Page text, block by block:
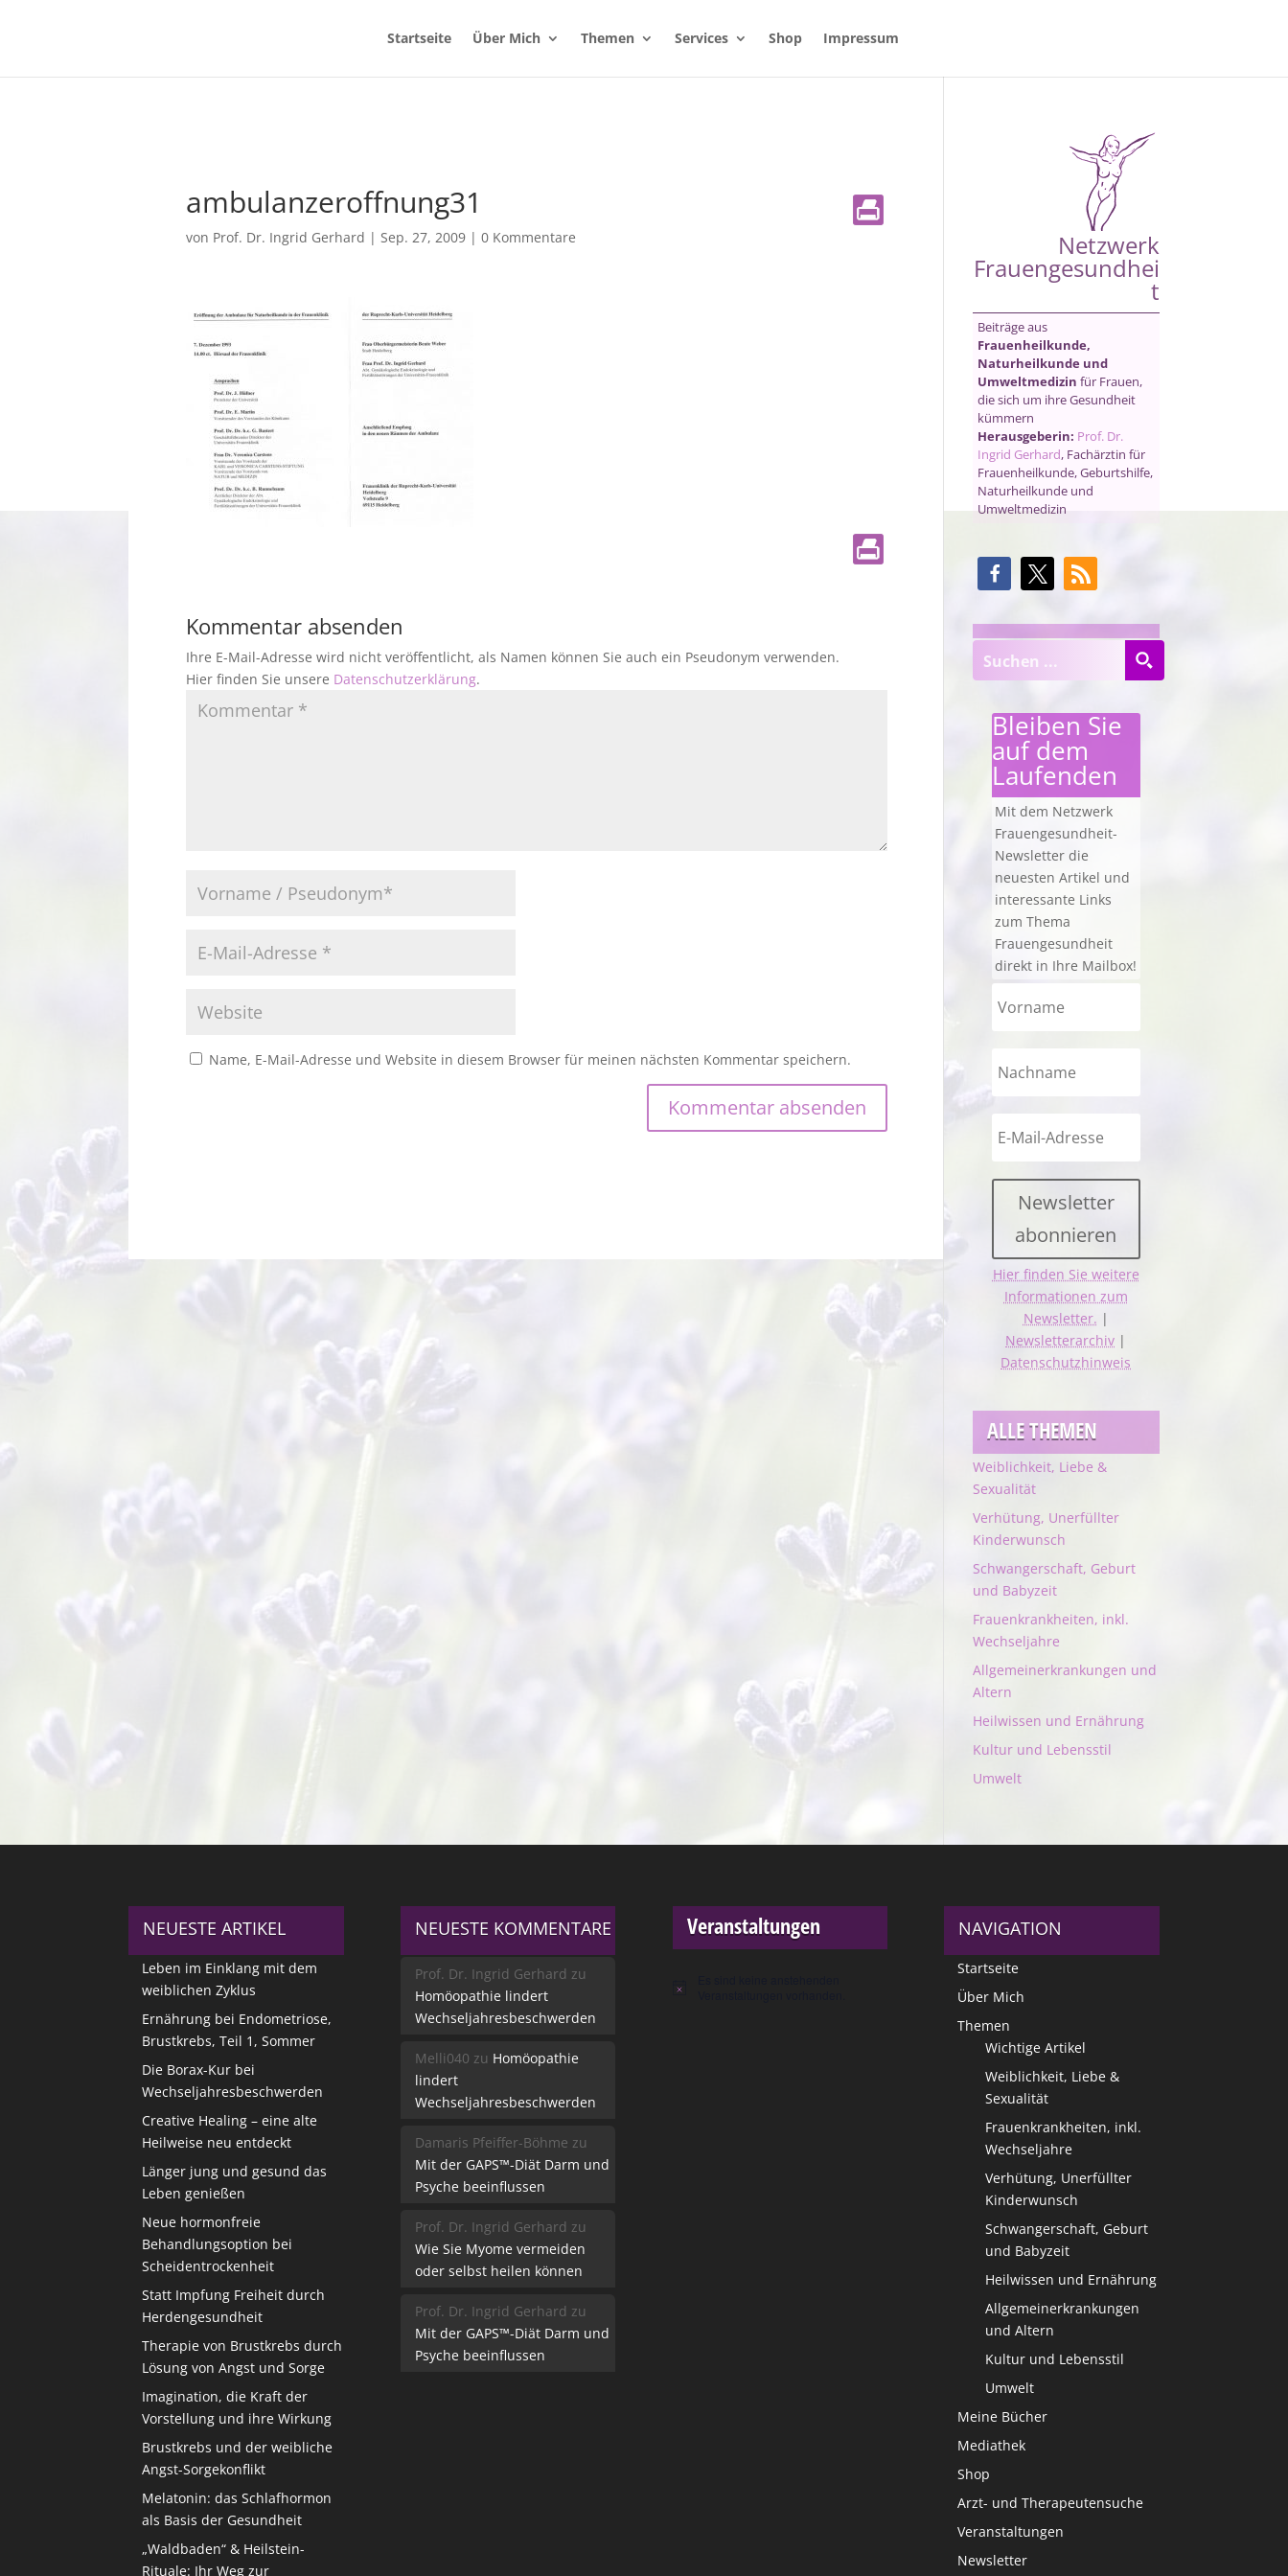
Startseite Über Mich Themen Services Shop Impressum
ambulanzeroffnung31
von Prof. Dr. Ingrid Gerhard | Sep. 27, 2009| 0 Kommentare
Kommentar absenden
Ihre E-Mail-Adresse wird nicht veröffentlicht, als Namen können Sie auch ein Pseudonym verwenden.
Hier finden Sie unsere Datenschutzerklärung.
Name, E-Mail-Adresse und Website in diesem Browser für meinen nächsten Kommentar speichern.
Netzwerk
Frauengesundhei
t
Beiträge aus
Frauenheilkunde,
Naturheilkunde und
Umweltmedizin für Frauen,
die sich um ihre Gesundheit
kümmern
Herausgeberin: Prof. Dr.
Ingrid Gerhard, Fachärztin für
Frauenheilkunde, Geburtshilfe,
Naturheilkunde und
Umweltmedizin
Bleiben Sie
auf dem
Laufenden
Mit dem Netzwerk
Frauengesundheit-
Newsletter die
neuesten Artikel und
interessante Links
zum Thema
Frauengesundheit
direkt in Ihre Mailbox!
Newsletter
abonnieren
Hier finden Sie weitere
Informationen zum
Newsletter. |
Newsletterarchiv |
Datenschutzhinweis
ALLE THEMEN
Weiblichkeit, Liebe &
Sexualität
Verhütung, Unerfüllter
Kinderwunsch
Schwangerschaft, Geburt
und Babyzeit
Frauenkrankheiten, inkl.
Wechseljahre
Allgemeinerkrankungen und
Altern
Heilwissen und Ernährung
Kultur und Lebensstil
Umwelt
NEUESTE ARTIKEL
Leben im Einklang mit dem
weiblichen Zyklus
Ernährung bei Endometriose,
Brustkrebs, Teil 1, Sommer
Die Borax-Kur bei
Wechseljahresbeschwerden
Creative Healing – eine alte
Heilweise neu entdeckt
Länger jung und gesund das
Leben genießen
Neue hormonfreie
Behandlungsoption bei
Scheidentrockenheit
Statt Impfung Freiheit durch
Herdengesundheit
Therapie von Brustkrebs durch
Lösung von Angst und Sorge
Imagination, die Kraft der
Vorstellung und ihre Wirkung
Brustkrebs und der weibliche
Angst-Sorgekonflikt
Melatonin: das Schlafhormon
als Basis der Gesundheit
„Waldbaden“ & Heilstein-
Rituale: Ihr Weg zur
NEUESTE KOMMENTARE
Prof. Dr. Ingrid Gerhard zu
Homöopathie lindert
Wechseljahresbeschwerden
Melli040 zu Homöopathie
lindert
Wechseljahresbeschwerden
Damaris Pfeiffer-Böhme zu
Mit der GAPS™-Diät Darm und
Psyche beeinflussen
Prof. Dr. Ingrid Gerhard zu
Wie Sie Myome vermeiden
oder selbst heilen können
Prof. Dr. Ingrid Gerhard zu
Mit der GAPS™-Diät Darm und
Psyche beeinflussen
Veranstaltungen
Hinweis
NAVIGATION
Startseite
Über Mich
Themen
Wichtige Artikel
Weiblichkeit, Liebe &
Sexualität
Frauenkrankheiten, inkl.
Wechseljahre
Verhütung, Unerfüllter
Kinderwunsch
Schwangerschaft, Geburt
und Babyzeit
Heilwissen und Ernährung
Allgemeinerkrankungen
und Altern
Kultur und Lebensstil
Umwelt
Meine Bücher
Mediathek
Shop
Arzt- und Therapeutensuche
Veranstaltungen
Newsletter